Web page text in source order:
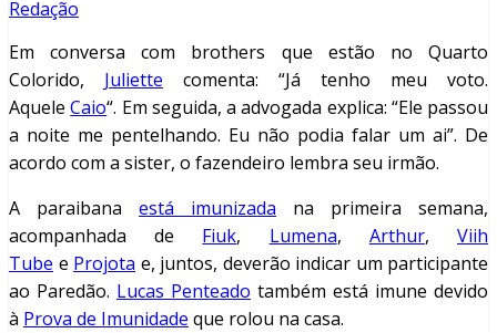
Redação
Em conversa com brothers que estão no Quarto
Colorido, Juliette comenta: “Já tenho meu voto.
AqueleCaio“. Em seguida, a advogada explica: “Ele passou
a noite me pentelhando. Eu não podia falar um ai”. De
acordo com a sister, o fazendeiro lembra seu irmão.
A paraibana está imunizada na primeira semana,
acompanhada de Fiuk, Lumena, Arthur,Viih
Tube e Projota e, juntos, deverão indicar um participante
ao Paredão. Lucas Penteado também está imune devido
à Prova de Imunidade que rolou na casa.